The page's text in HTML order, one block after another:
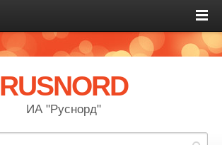
RUSNORD
ИА "Руснорд"